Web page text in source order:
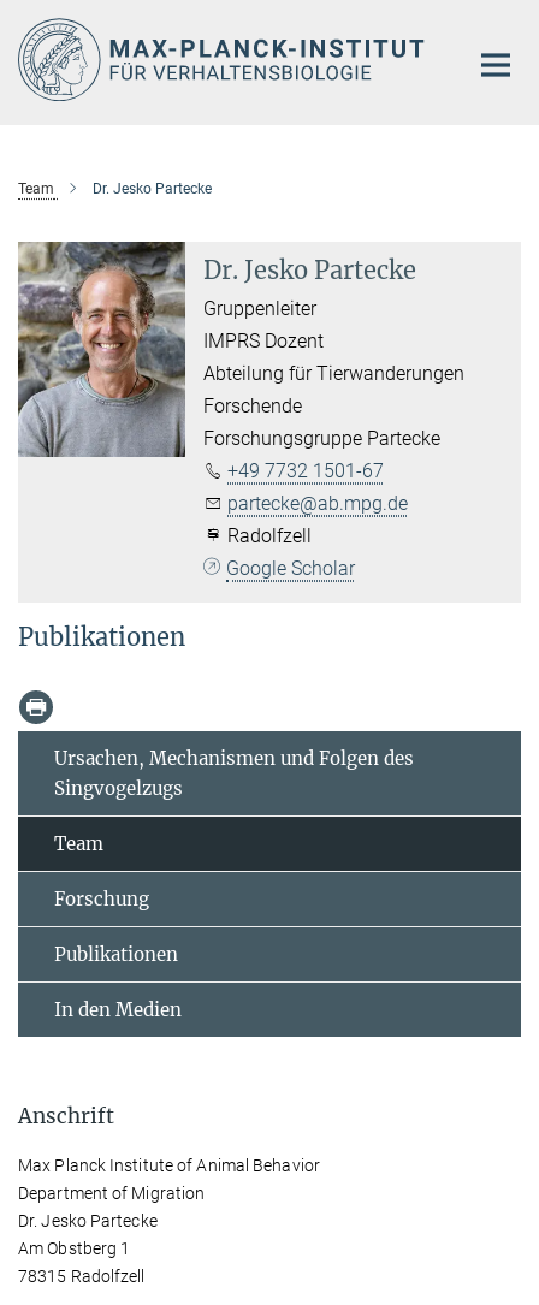
Hauptinhalt
Team Dr. Jesko Partecke
Dr. Jesko Partecke
Gruppenleiter
IMPRS Dozent
Abteilung für Tierwanderungen
Forschende
Forschungsgruppe Partecke
+49 7732 1501-67
partecke@ab.mpg.de
Radolfzell
Google Scholar
Publikationen
Ursachen, Mechanismen und Folgen des
Singvogelzugs
Team
Forschung
Publikationen
In den Medien
Anschrift
Max Planck Institute of Animal Behavior
Department of Migration
Dr. Jesko Partecke
Am Obstberg 1
78315 Radolfzell